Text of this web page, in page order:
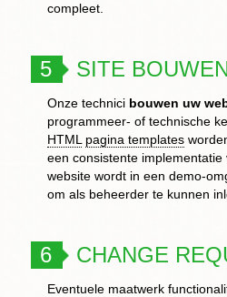
compleet.
5 SITE
Onze technici bouwen uw
programmeer- of technische
HTML pagina templates
een consistente
website wordt in een demo-
om als beheerder te kunnen
6 CHANGE
Eventuele maatwerk